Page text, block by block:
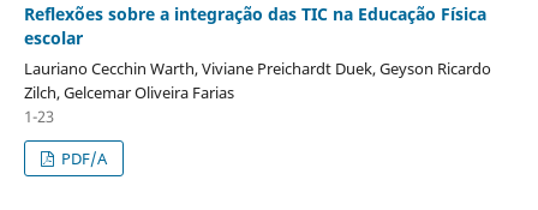
Reflexões sobre a integração das TIC na Educação Física
escolar
Lauriano Cecchin Warth, Viviane Preichardt Duek, Geyson Ricardo
Zilch, Gelcemar Oliveira Farias
1-23
PDF/A